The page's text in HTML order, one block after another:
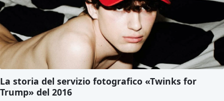
La storia del servizio fotografico «Twinks for
Trump» del 2016